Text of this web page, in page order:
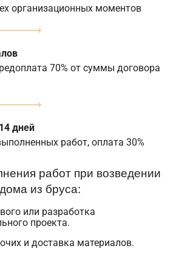
организационных моментов
70% от суммы договора
дней
работ, оплата 30%
работ при возведении
дома из бруса:
или разработка
проекта.
и доставка материалов.